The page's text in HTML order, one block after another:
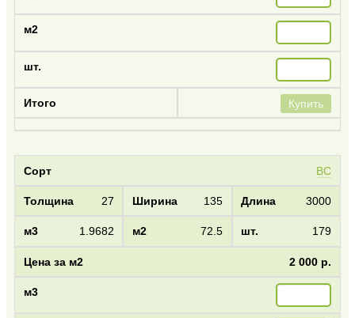
Купить
BC
27 135 3000
1.9682 72.5 179
2 000 р.